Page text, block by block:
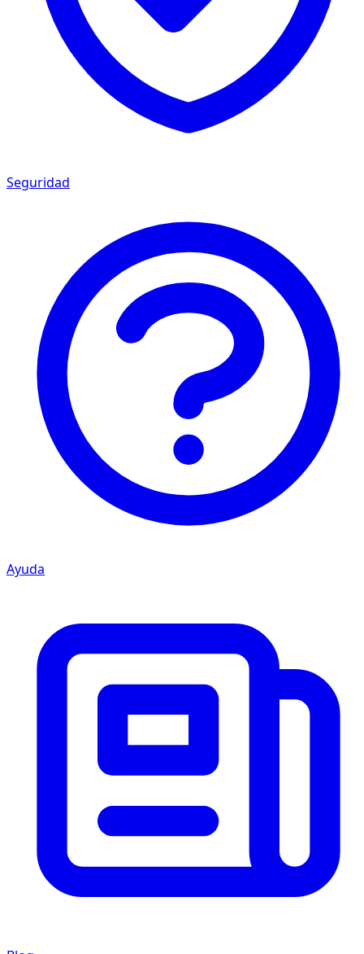
Seguridad
Ayuda